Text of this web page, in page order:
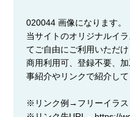
020044 画像になります。
当サイトのオリジナルイ
てご自由にご利用いただけ
商用利用可、登録不要、
事紹介やリンクで紹介し
※リンク例→フリーイラス